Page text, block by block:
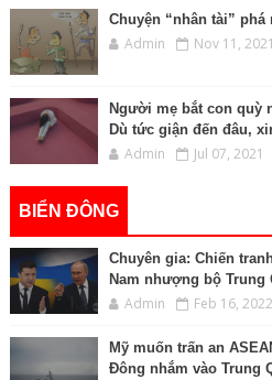
Chuyện “nhân tài” phá
Admin Nov 11, 2021
Người mẹ bắt con quỳ
Dù tức giận đến đâu,
Admin Jul 07, 2021
BIỂN ĐÔNG
Chuyên gia: Chiến
Nam nhượng bộ Trung
Admin Feb 16, 2022
Mỹ muốn trấn an
Đông nhắm vào Trung